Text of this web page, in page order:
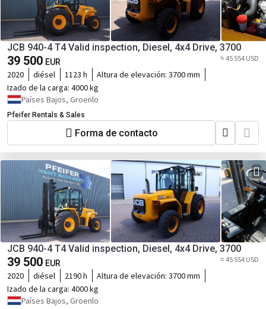
JCB 940-4 T4 Valid inspection, Diesel, 4x4 Drive, 3700
39 500 EUR ≈ 45 554 USD
2020 diésel 1123 h Altura de elevación: 3700 mm
Izado de la carga: 4000 kg
Países Bajos, Groenlo
Pfeifer Rentals & Sales
Forma de contacto
JCB 940-4 T4 Valid inspection, Diesel, 4x4 Drive, 3700
39 500 EUR ≈ 45 554 USD
2020 diésel 2190 h Altura de elevación: 3700 mm
Izado de la carga: 4000 kg
Países Bajos, Groenlo